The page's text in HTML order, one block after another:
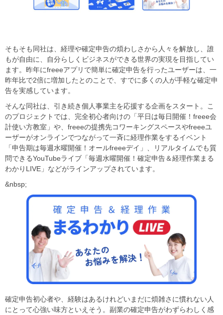
そもそも同社は、経理や確定申告の煩わしさから人々を解放し、誰
もが自由に、自分らしくビジネスができる世界の実現を目指してい
ます。昨年にfreeeアプリで簡単に確定申告を行ったユーザーは、一
昨年比で2倍に増加したとのことで、すでに多くの人が手軽な確定申
告を実感しています。
そんな同社は、引き続き個人事業主を応援する企画をスタート。こ
のプロジェクトでは、完全初心者向けの「平日は毎日開催！freee会
計使い方教室」や、freeeの提携先コワーキングスペースやfreeeユ
ーザーがオンラインでつながって一斉に経理作業をするイベント
「申告期は毎週水曜開催！オールfreeeデイ」、リアルタイムでも質
問できるYouTubeライブ「毎週水曜開催！確定申告＆経理作業まる
わかりLIVE」などがラインアップされています。
&nbsp;
確定申告初心者や、経験はあるけれどいまだに煩雑さに慣れない人
にとって心強い味方といえそう。副業の確定申告がわずらわしく感